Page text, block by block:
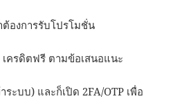
ต้องการรับโปรโมชั่น
ครดิตฟรี ตามข้อเสนอแนะ
ระบบ) และก็เปิด 2FA/OTP เพื่อ